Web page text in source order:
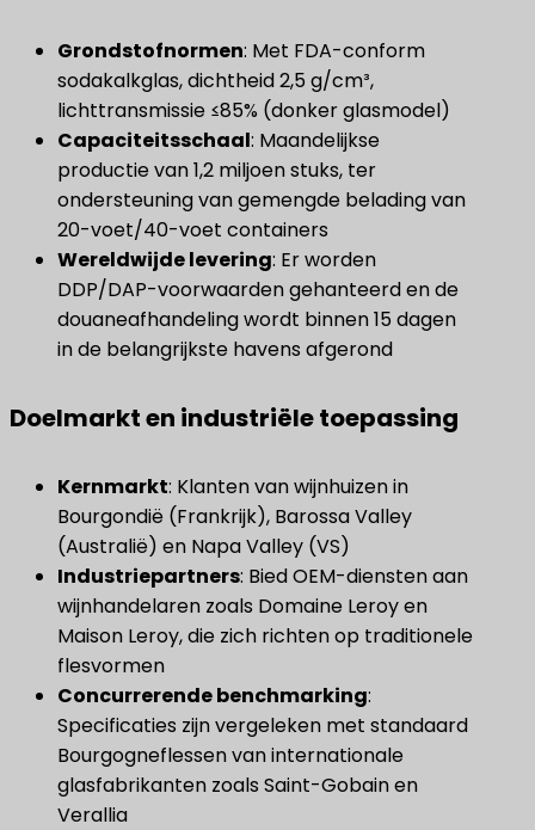
Grondstofnormen​: Met FDA-conform
sodakalkglas, dichtheid 2,5 g/cm³,
lichttransmissie ≤85% (donker glasmodel)
Capaciteitsschaal​: Maandelijkse
productie van 1,2 miljoen stuks, ter
ondersteuning van gemengde belading van
20-voet/40-voet containers
Wereldwijde levering​: Er worden
DDP/DAP-voorwaarden gehanteerd en de
douaneafhandeling wordt binnen 15 dagen
in de belangrijkste havens afgerond
Doelmarkt en industriële toepassing
Kernmarkt​: Klanten van wijnhuizen in
Bourgondië (Frankrijk), Barossa Valley
(Australië) en Napa Valley (VS)
Industriepartners​: Bied OEM-diensten aan
wijnhandelaren zoals Domaine Leroy en
Maison Leroy, die zich richten op traditionele
flesvormen
Concurrerende benchmarking​:
Specificaties zijn vergeleken met standaard
Bourgogneflessen van internationale
glasfabrikanten zoals Saint-Gobain en
Verallia